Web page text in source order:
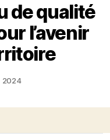
de qualité
l’avenir
2024